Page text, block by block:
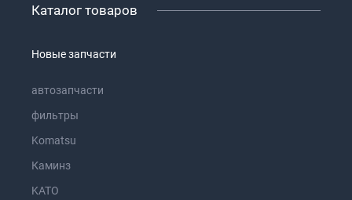
Каталог товаров
Новые запчасти
автозапчасти
фильтры
Komatsu
Каминз
KATO